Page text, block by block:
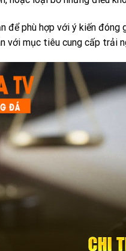
để phù hợp với ý kiến
với mục tiêu cung cấp trải